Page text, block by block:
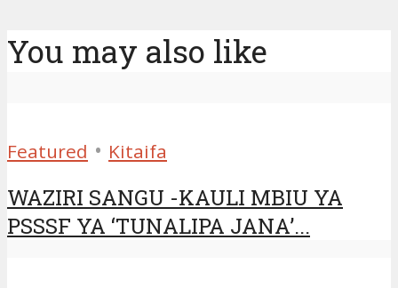
You may also like
Featured • Kitaifa
WAZIRI SANGU -KAULI MBIU YA
PSSSF YA ‘TUNALIPA JANA’...